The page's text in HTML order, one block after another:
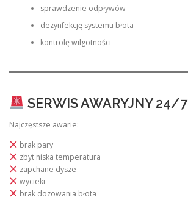
sprawdzenie odpływów
dezynfekcję systemu błota
kontrolę wilgotności
SERWIS AWARYJNY 24/7
Najczęstsze awarie:
brak pary
zbyt niska temperatura
zapchane dysze
wycieki
brak dozowania błota